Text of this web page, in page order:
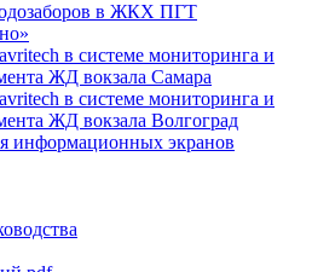
в ЖКХ ПГТ
в системе мониторинга и
ЖД вокзала Самара
в системе мониторинга и
ЖД вокзала Волгоград
информационных экранов